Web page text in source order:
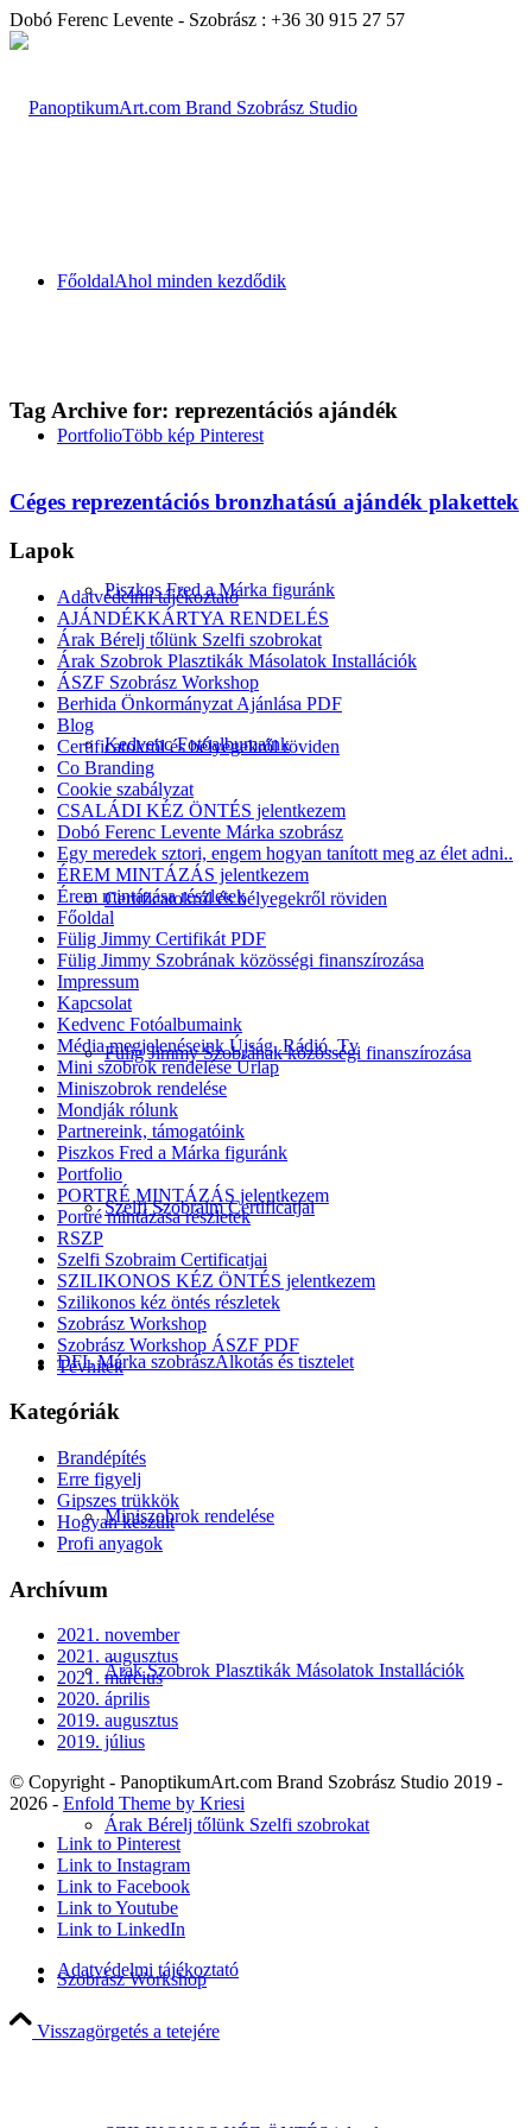
Dobó Ferenc Levente - Szobrász : +36 30 915 27 57
FőoldalAhol minden kezdődik
PortfolioTöbb kép Pinterest
Piszkos Fred a Márka figuránk
Kedvenc Fotóalbumaink
Certificatokról és bélyegekről röviden
Fülig Jimmy Szobrának közösségi finanszírozása
Szelfi Szobraim Certificatjai
DFL Márka szobrászAlkotás és tisztelet
Miniszobrok rendelése
Árak Szobrok Plasztikák Másolatok Installációk
Árak Bérelj tőlünk Szelfi szobrokat
Szobrász Workshop
Tag Archive for: reprezentációs ajándék
Céges reprezentációs bronzhatású ajándék plakettek
Lapok
Adatvédelmi tájékoztató
AJÁNDÉKKÁRTYA RENDELÉS
Árak Bérelj tőlünk Szelfi szobrokat
Árak Szobrok Plasztikák Másolatok Installációk
ÁSZF Szobrász Workshop
Berhida Önkormányzat Ajánlása PDF
Blog
Certificatokról és bélyegekről röviden
Co Branding
Cookie szabályzat
CSALÁDI KÉZ ÖNTÉS jelentkezem
Dobó Ferenc Levente Márka szobrász
Egy meredek sztori, engem hogyan tanított meg az élet adni..
ÉREM MINTÁZÁS jelentkezem
Érem mintázása részletek
Főoldal
Fülig Jimmy Certifikát PDF
Fülig Jimmy Szobrának közösségi finanszírozása
Impressum
Kapcsolat
Kedvenc Fotóalbumaink
Média megjelenéseink Újság, Rádió, Tv
Mini szobrok rendelése Űrlap
Miniszobrok rendelése
Mondják rólunk
Partnereink, támogatóink
Piszkos Fred a Márka figuránk
Portfolio
PORTRÉ MINTÁZÁS jelentkezem
Portré mintázása részletek
RSZP
Szelfi Szobraim Certificatjai
SZILIKONOS KÉZ ÖNTÉS jelentkezem
Szilikonos kéz öntés részletek
Szobrász Workshop
Szobrász Workshop ÁSZF PDF
Tévhitek
Kategóriák
Brandépítés
Erre figyelj
Gipszes trükkök
Hogyan készült
Profi anyagok
Archívum
2021. november
2021. augusztus
2021. március
2020. április
2019. augusztus
2019. július
© Copyright - PanoptikumArt.com Brand Szobrász Studio 2019 -
2026 - Enfold Theme by Kriesi
Link to Pinterest
Link to Instagram
Link to Facebook
Link to Youtube
Link to LinkedIn
Adatvédelmi tájékoztató
Visszagörgetés a tetejére